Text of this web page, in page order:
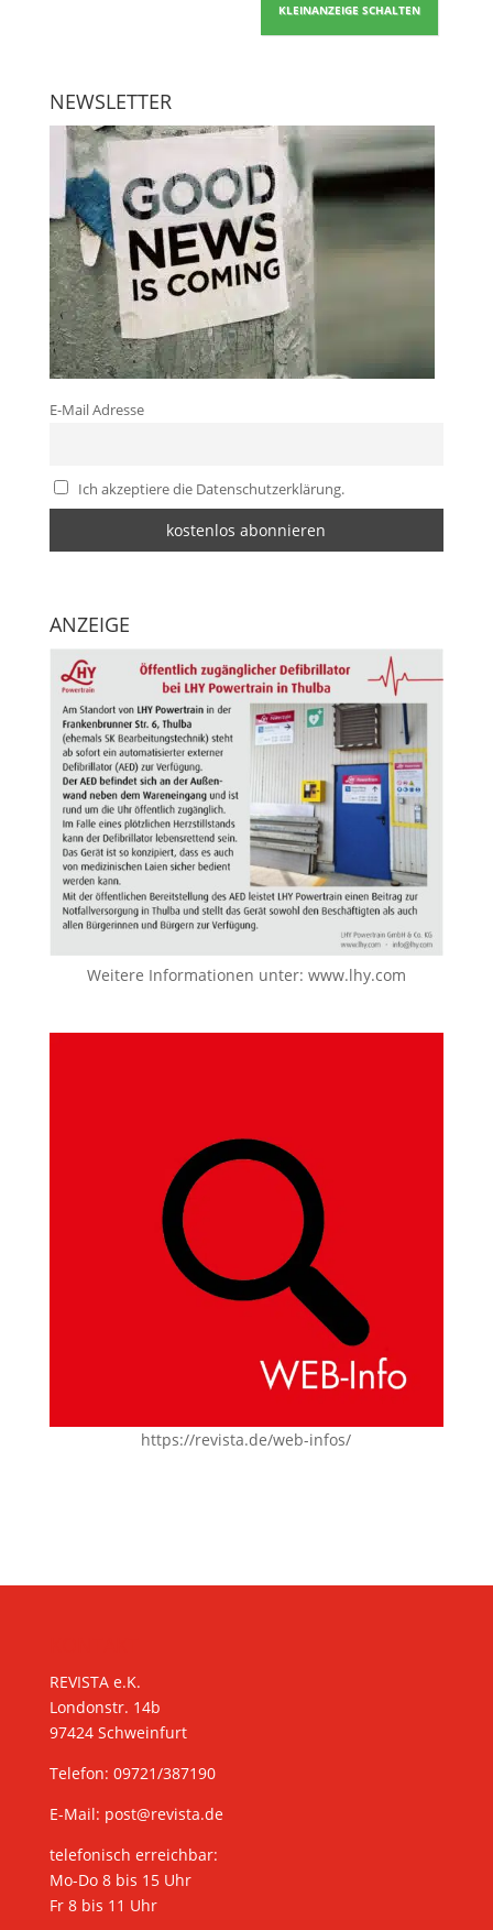
KLEINANZEIGE SCHALTEN
NEWSLETTER
E-Mail Adresse
Ich akzeptiere die Datenschutzerklärung.
ANZEIGE
Weitere Informationen unter: www.lhy.com
https://revista.de/web-infos/
REVISTA e.K.
Londonstr. 14b
97424 Schweinfurt
Telefon: 09721/387190
E-Mail: post@revista.de
telefonisch erreichbar:
Mo-Do 8 bis 15 Uhr
Fr 8 bis 11 Uhr